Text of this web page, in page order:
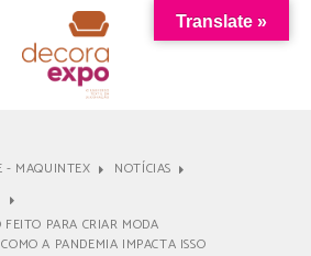
- MAQUINTEX
NOTÍCIAS
PARA CRIAR MODA
A PANDEMIA IMPACTA ISSO
Translate »